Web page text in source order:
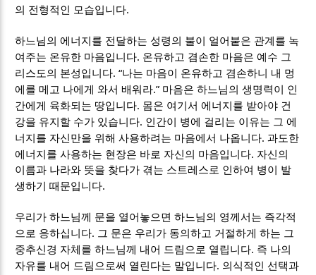
의 전형적인 모습입니다.
하느님의 에너지를 전달하는 성령의 불이 얼어붙은 관계를 녹
여주는 온유한 마음입니다. 온유하고 겸손한 마음은 예수 그
리스도의 본성입니다. “나는 마음이 온유하고 겸손하니 내 멍
에를 메고 나에게 와서 배워라.” 마음은 하느님의 생명력이 인
간에게 육화되는 땅입니다. 몸은 여기서 에너지를 받아야 건
강을 유지할 수가 있습니다. 인간이 병에 걸리는 이유는 그 에
너지를 자신만을 위해 사용하려는 마음에서 나옵니다.과도한
에너지를 사용하는 현장은 바로 자신의 마음입니다. 자신의
이름과 나라와 뜻을 찾다가 겪는 스트레스로 인하여 병이 발
생하기 때문입니다.
우리가 하느님께 문을 열어놓으면 하느님의 영께서는 즉각적
으로 응하십니다. 그 문은 우리가 동의하고 거절하게 하는 그
중추신경 자체를 하느님께 내어 드림으로 열립니다. 즉 나의
자유를 내어 드림으로써 열린다는 말입니다. 의식적인 선택과